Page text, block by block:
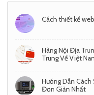
Cách thiết kế
Hàng Nội Địa
Trung Về Việt
Hướng Dẫn Cách
Đơn Giản Nhất